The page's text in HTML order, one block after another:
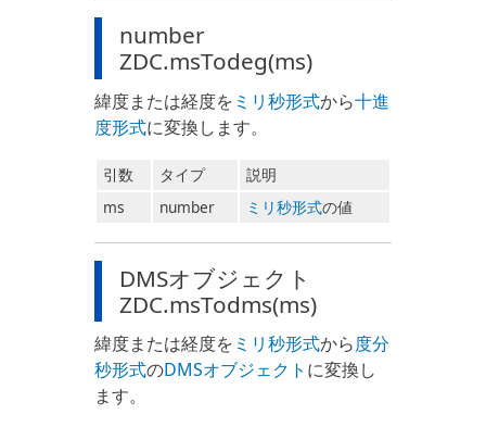
number
ZDC.msTodeg(ms)
緯度または経度を ミリ秒形式から十進
度形式に変換します。
引数 タイプ
説明
ms
number ミリ秒形式の値
DMSオブジェクト
ZDC.msTodms(ms)
緯度または経度を ミリ秒形式から度分
秒形式のDMSオブジェクト に変換し
ます。